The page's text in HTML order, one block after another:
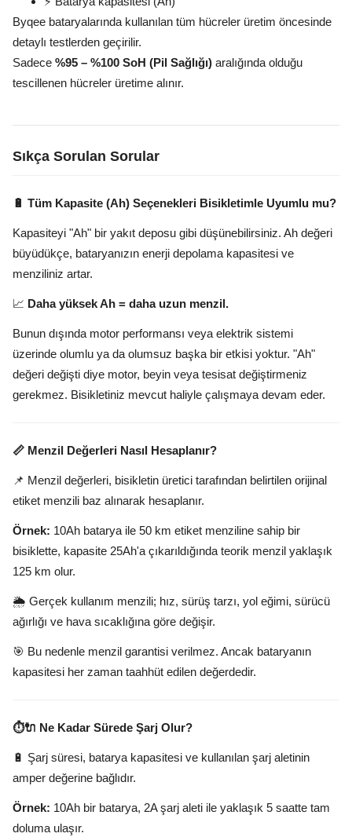
Byqee bataryalarında kullanılan tüm hücreler üretim öncesinde
detaylı testlerden geçirilir.
Sadece %95 – %100 SoH (Pil Sağlığı) aralığında olduğu
tescillenen hücreler üretime alınır.
Sıkça Sorulan Sorular
🔋 Tüm Kapasite (Ah) Seçenekleri Bisikletimle Uyumlu mu?
Kapasiteyi "Ah" bir yakıt deposu gibi düşünebilirsiniz. Ah değeri
büyüdükçe, bataryanızın enerji depolama kapasitesi ve
menziliniz artar.
📈 Daha yüksek Ah = daha uzun menzil.
Bunun dışında motor performansı veya elektrik sistemi
üzerinde olumlu ya da olumsuz başka bir etkisi yoktur. "Ah"
değeri değişti diye motor, beyin veya tesisat değiştirmeniz
gerekmez. Bisikletiniz mevcut haliyle çalışmaya devam eder.
📏 Menzil Değerleri Nasıl Hesaplanır?
📌 Menzil değerleri, bisikletin üretici tarafından belirtilen orijinal
etiket menzili baz alınarak hesaplanır.
Örnek: 10Ah batarya ile 50 km etiket menziline sahip bir
bisiklette, kapasite 25Ah'a çıkarıldığında teorik menzil yaklaşık
125 km olur.
🌦️ Gerçek kullanım menzili; hız, sürüş tarzı, yol eğimi, sürücü
ağırlığı ve hava sıcaklığına göre değişir.
🎯 Bu nedenle menzil garantisi verilmez. Ancak bataryanın
kapasitesi her zaman taahhüt edilen değerdedir.
⏱️🔌 Ne Kadar Sürede Şarj Olur?
🔋 Şarj süresi, batarya kapasitesi ve kullanılan şarj aletinin
amper değerine bağlıdır.
Örnek: 10Ah bir batarya, 2A şarj aleti ile yaklaşık 5 saatte tam
doluma ulaşır.